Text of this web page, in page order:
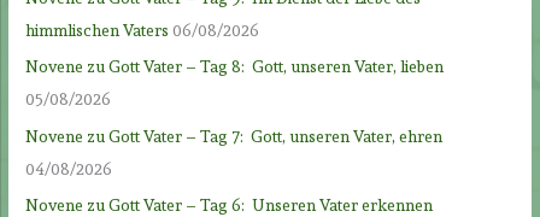
himmlischen Vaters 06/08/2026
Novene zu Gott Vater – Tag 8: Gott, unseren Vater, lieben
05/08/2026
Novene zu Gott Vater – Tag 7: Gott, unseren Vater, ehren
04/08/2026
Novene zu Gott Vater – Tag 6: Unseren Vater erkennen